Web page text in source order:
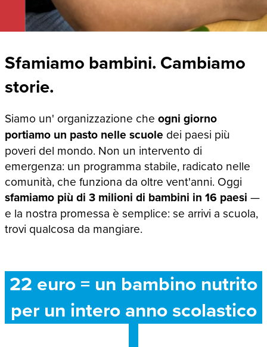
Sfamiamo bambini. Cambiamo
storie.
Siamo un' organizzazione che ogni giorno
portiamo un pasto nelle scuole dei paesi più
poveri del mondo. Non un intervento di
emergenza: un programma stabile, radicato nelle
comunità, che funziona da oltre vent'anni. Oggi
sfamiamo più di 3 milioni di bambini in 16 paesi —
e la nostra promessa è semplice: se arrivi a scuola,
trovi qualcosa da mangiare.
22 euro = un bambino nutrito
per un intero anno scolastico